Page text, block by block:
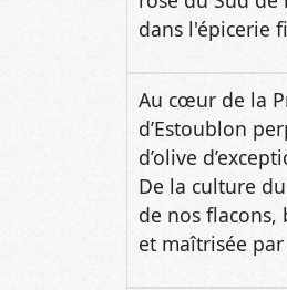
Au cœur de la
d’Estoublon
d’olive
De la culture
de nos flacons,
et maîtrisée
Passer un
boutiques,